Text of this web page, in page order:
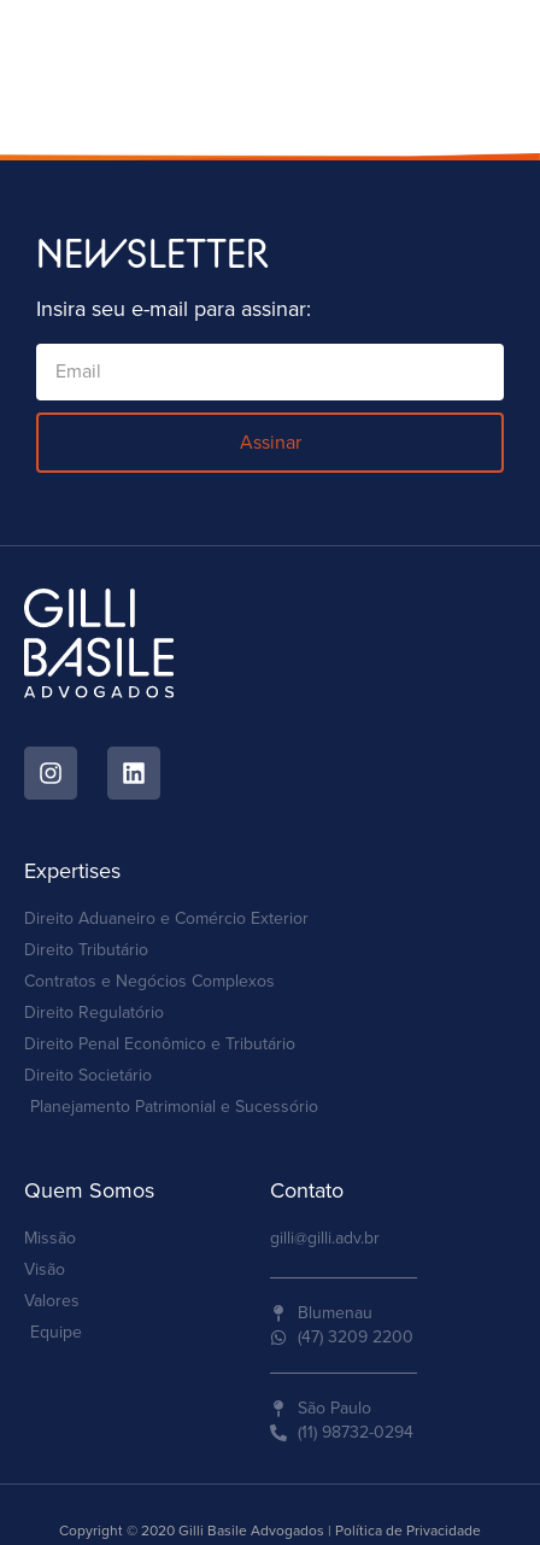
NEWSLETTER
Insira seu e-mail para assinar:
Assinar
Expertises
Direito Aduaneiro e Comércio Exterior
Direito Tributário
Contratos e Negócios Complexos
Direito Regulatório
Direito Penal Econômico e Tributário
Direito Societário
Planejamento Patrimonial e Sucessório
Quem Somos
Missão
Visão
Valores
Equipe
Contato
gilli@gilli.adv.br
Blumenau
(47) 3209 2200
São Paulo
(11) 98732-0294
Copyright © 2020 Gilli Basile Advogados | Política de Privacidade